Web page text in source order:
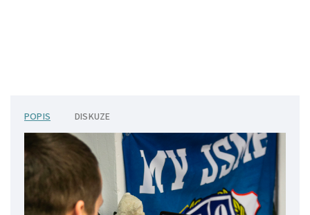
POPIS DISKUZE